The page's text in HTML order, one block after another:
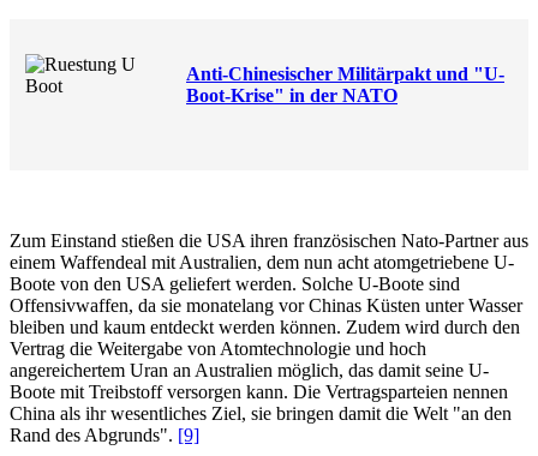
Anti-Chinesischer Militärpakt und "U-
Boot-Krise" in der NATO
Zum Einstand stießen die USA ihren französischen Nato-Partner aus
einem Waffendeal mit Australien, dem nun acht atomgetriebene U-
Boote von den USA geliefert werden. Solche U-Boote sind
Offensivwaffen, da sie monatelang vor Chinas Küsten unter Wasser
bleiben und kaum entdeckt werden können. Zudem wird durch den
Vertrag die Weitergabe von Atomtechnologie und hoch
angereichertem Uran an Australien möglich, das damit seine U-
Boote mit Treibstoff versorgen kann. Die Vertragsparteien nennen
China als ihr wesentliches Ziel, sie bringen damit die Welt "an den
Rand des Abgrunds". [9]